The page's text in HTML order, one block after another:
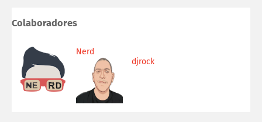
Colaboradores
Nerd
djrock